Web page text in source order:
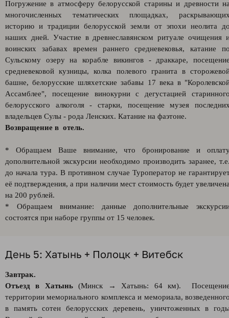
Погружение в атмосферу белорусской старины и древности
многочисленных тематических площадках,
историю и традиции белорусской земли от эпохи неолита
наших дней. Участие в древнеславянском ритуале очищения
воинских забавах времен раннего средневековья, катание
Сульскому озеру на корабле викингов - драккаре,
средневековой кузницы, колка полевого гранита в
башне, белорусские шляхетские забавы 17 века в
Ассамблее", посещение винокурни с дегустацией
белорусского алкоголя - старки, посещение музея
владельцев Сулы - рода Ленских. Катание на фаэтоне.
Возвращение в отель.
* Обращаем Ваше внимание, что бронирование и
дополнительной экскурсии необходимо производить заранее,
до начала тура. В противном случае Туроператор не
её подтверждения, а при наличии мест стоимость будет
на 200 рублей.
* Обращаем внимание: данные дополнительные
состоятся при наборе группы от 15 человек.
День 5: Хатынь + Полоцк + Витебск
Завтрак.
Отъезд в Хатынь(Минск → Хатынь: 64 км).
территории мемориального комплекса и мемориала,
в память сотен белорусских деревень, уничтоженных в